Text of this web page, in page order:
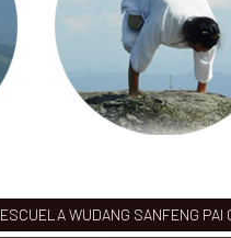
ESCUELA WUDANG SANFENG